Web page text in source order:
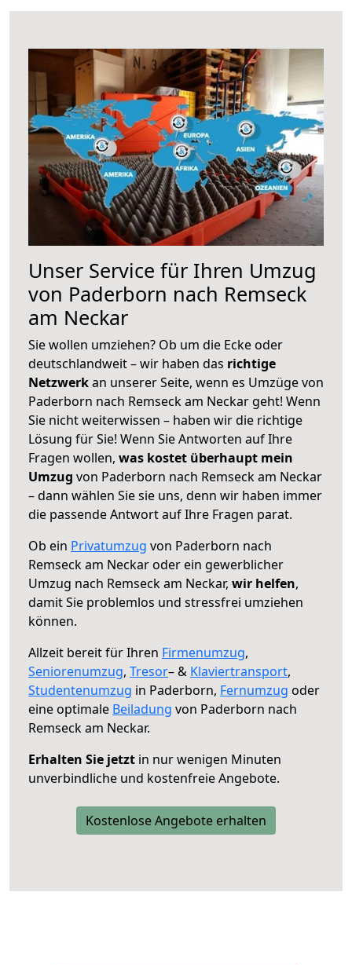
Unser Service für Ihren Umzug
von Paderborn nach Remseck
am Neckar
Sie wollen umziehen? Ob um die Ecke oder
deutschlandweit – wir haben das richtige
Netzwerkan unserer Seite, wenn es Umzüge von
Paderborn nach Remseck am Neckar geht! Wenn
Sie nicht weiterwissen – haben wir die richtige
Lösung für Sie! Wenn Sie Antworten auf Ihre
Fragen wollen, was kostet überhaupt mein
Umzug von Paderborn nach Remseck am Neckar
– dann wählen Sie sie uns, denn wir haben immer
die passende Antwort auf Ihre Fragen parat.
Ob ein Privatumzug von Paderborn nach
Remseck am Neckar oder ein gewerblicher
Umzug nach Remseck am Neckar, wir helfen,
damit Sie problemlos und stressfrei umziehen
können.
Allzeit bereit für Ihren Firmenumzug,
Seniorenumzug, Tresor– & Klaviertransport,
Studentenumzug in Paderborn, Fernumzug oder
eine optimale Beiladung von Paderborn nach
Remseck am Neckar.
Erhalten Sie jetzt in nur wenigen Minuten
unverbindliche und kostenfreie Angebote.
Kostenlose Angebote erhalten